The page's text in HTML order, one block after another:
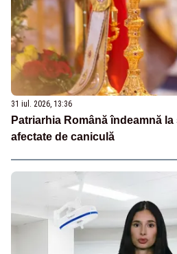
31 iul. 2026, 13:36
Patriarhia Română îndeamnă
afectate de caniculă